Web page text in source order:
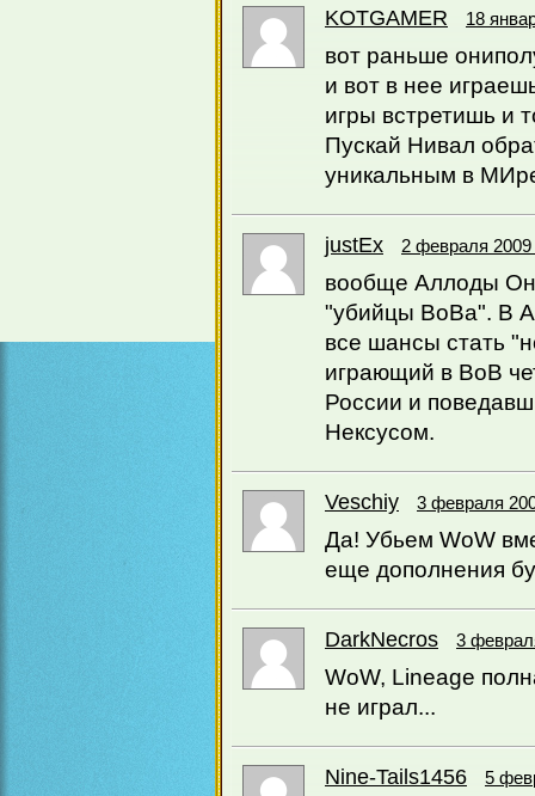
KOTGAMER 18
вот раньше
и вот в нее
игры встретишь и
Пускай Нивал
уникальным в
justEx 2 февраля 2009
вообще Аллоды
"убийцы ВоВа". В
все шансы стать
играющий в ВоВ
России и
Нексусом.
Veschiy 3 февраля
Да! Убьем WoW
еще дополнения
DarkNecros 3
WoW, Lineage
не играл...
Nine-Tails1456 5